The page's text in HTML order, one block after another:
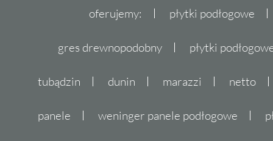
blasku i elegancji, co dodatkowo podkreśla
Struktura płytki
Płytki z kolekcji IPC Ceramic Super White
kolorami wnętrz, tworząc spójną i
oferujemy: płytki podłogowe
gres drewnopodobny płytki
tubądzin dunin marazzi netto
panele weninger panele podłogowe